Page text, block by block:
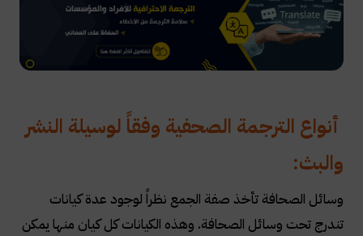
أنواع الترجمة الصحفية وفقاً لوسيلة النشر
والبث:
وسائل الصحافة تأخذ صفة الجمع نظراً لوجود عدة كيانات
تندرج تحت وسائل الصحافة. وهذه الكيانات كل كيان منها يمكن